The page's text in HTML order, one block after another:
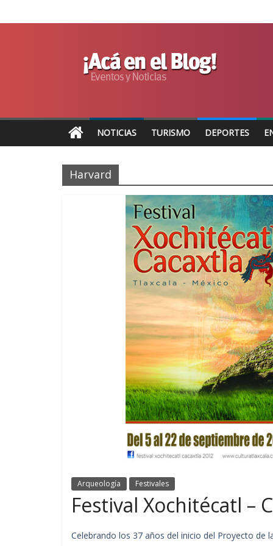
NOTICIAS TURISMO DEPORTES
Harvard
Arqueología Festivales
Festival Xochitécatl –
Celebrando los 37 años del inicio del Proyecto de